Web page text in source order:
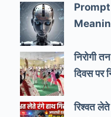
Prompt
निरोगी
दिवस पर
रिश्वत